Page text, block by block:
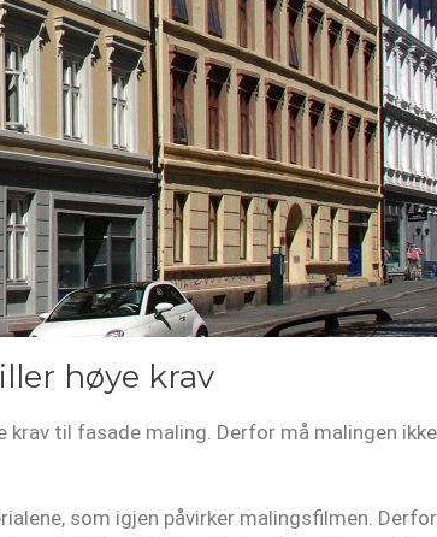
høye krav
til fasade maling. Derfor må malingen
som igjen påvirker malingsfilmen.